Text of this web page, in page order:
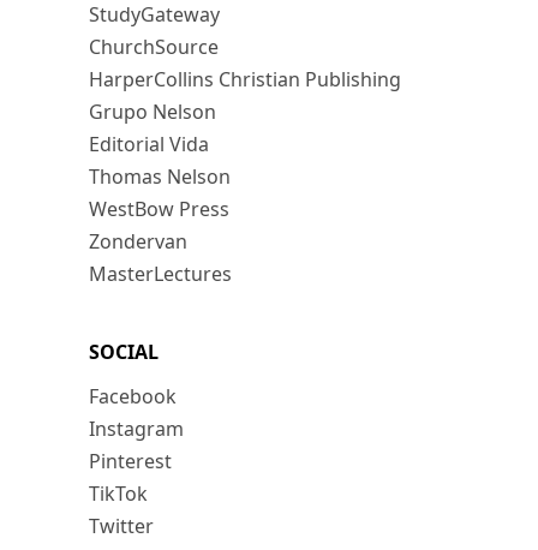
StudyGateway
ChurchSource
HarperCollins Christian Publishing
Grupo Nelson
Editorial Vida
Thomas Nelson
WestBow Press
Zondervan
MasterLectures
SOCIAL
Facebook
Instagram
Pinterest
TikTok
Twitter